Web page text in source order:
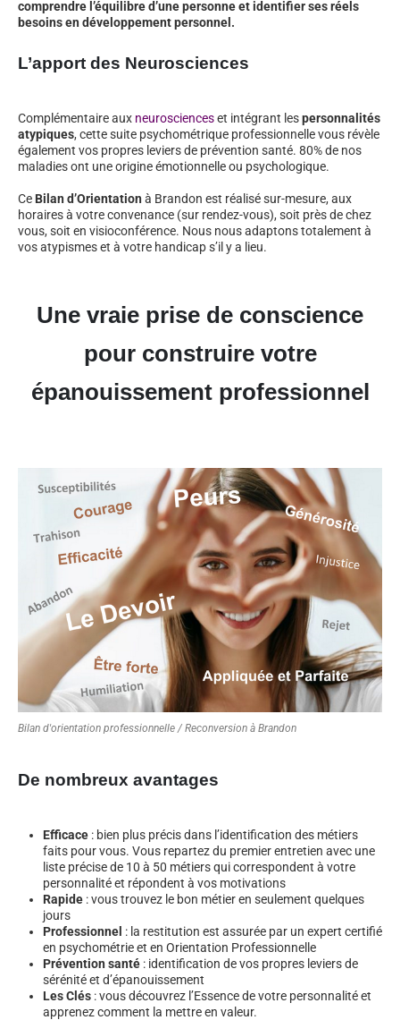
comprendre l’équilibre d’une personne et identifier ses réels
besoins en développement personnel.
L’apport des Neurosciences
Complémentaire aux neuroscienceset intégrant lespersonnalités
atypiques, cette suite psychométrique professionnelle vous révèle
également vos propres leviers de prévention santé. 80% de nos
maladies ont une origine émotionnelle ou psychologique.
Ce Bilan d’Orientation à Brandon est réalisé sur-mesure, aux
horaires à votre convenance (sur rendez-vous), soit près de chez
vous, soit en visioconférence. Nous nous adaptons totalement à
vos atypismes et à votre handicap s’il y a lieu.
Une vraie prise de conscience
pour construire votre
épanouissement professionnel
Bilan d'orientation professionnelle / Reconversion à Brandon
De nombreux avantages
Efficace : bien plus précis dans l’identification des métiers
faits pour vous. Vous repartez du premier entretien avec une
liste précise de 10 à 50 métiers qui correspondent à votre
personnalité et répondent à vos motivations
Rapide : vous trouvez le bon métier en seulement quelques
jours
Professionnel : la restitution est assurée par un expert certifié
en psychométrie et en Orientation Professionnelle
Prévention santé : identification de vos propres leviers de
sérénité et d’épanouissement
Les Clés : vous découvrez l’Essence de votre personnalité et
apprenez comment la mettre en valeur.